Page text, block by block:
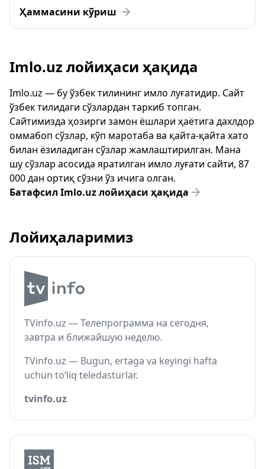
Ҳаммасини кўриш
Imlo.uz лойиҳаси ҳақида
Imlo.uz — бу ўзбек тилининг имло луғатидир. Сайт
ўзбек тилидаги сўзлардан таркиб топган.
Сайтимизда ҳозирги замон ёшлари ҳаётига дахлдор
оммабоп сўзлар, кўп маротаба ва қайта-қайта хато
билан ёзиладиган сўзлар жамлаштирилган. Мана
шу сўзлар асосида яратилган имло луғати сайти, 87
000 дан ортиқ сўзни ўз ичига олган.
Батафсил Imlo.uz лойиҳаси ҳақида
Лойиҳаларимиз
TVinfo.uz — Телепрограмма на сегодня,
завтра и ближайшую неделю.
TVinfo.uz — Bugun, ertaga va keyingi hafta
uchun to‘liq teledasturlar.
tvinfo.uz